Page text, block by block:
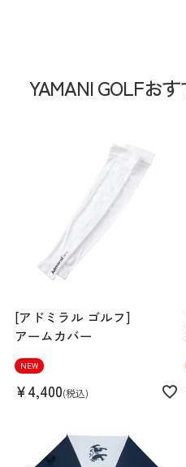
YAMANI GOLFお
[アドミラル ゴルフ]
アームカバー
NEW
¥4,400 税込